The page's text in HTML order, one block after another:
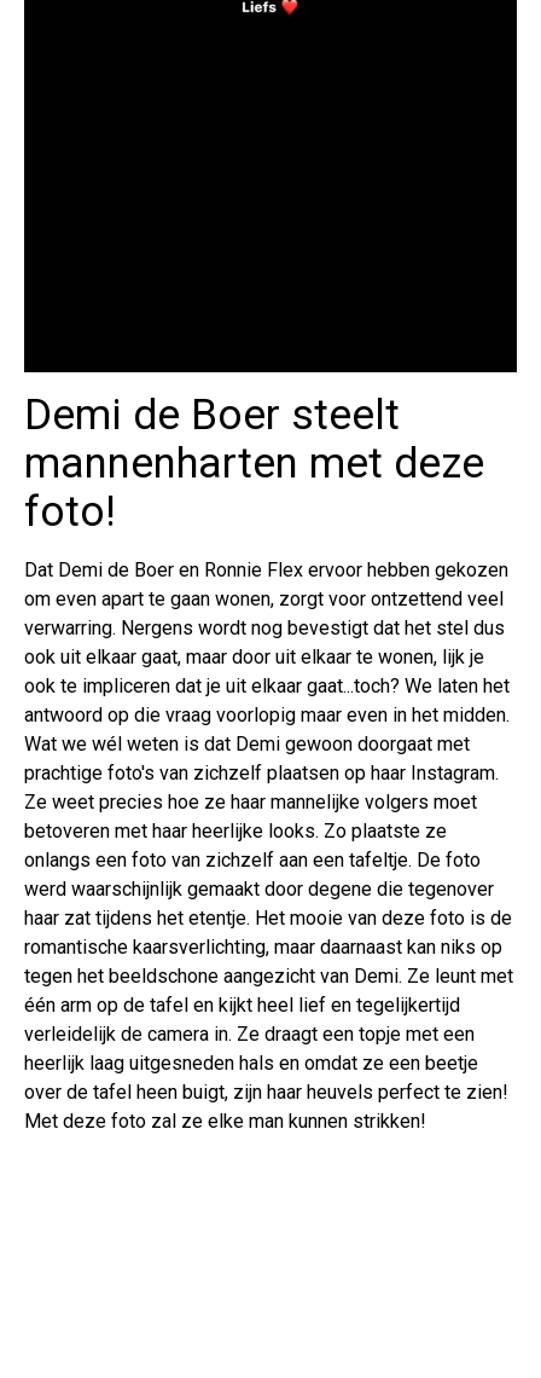
Demi de Boer steelt
mannenharten met deze
foto!
Dat Demi de Boer en Ronnie Flex ervoor hebben gekozen
om even apart te gaan wonen, zorgt voor ontzettend veel
verwarring. Nergens wordt nog bevestigt dat het stel dus
ook uit elkaar gaat, maar door uit elkaar te wonen, lijk je
ook te impliceren dat je uit elkaar gaat...toch? We laten het
antwoord op die vraag voorlopig maar even in het midden.
Wat we wél weten is dat Demi gewoon doorgaat met
prachtige foto's van zichzelf plaatsen op haar Instagram.
Ze weet precies hoe ze haar mannelijke volgers moet
betoveren met haar heerlijke looks. Zo plaatste ze
onlangs een foto van zichzelf aan een tafeltje. De foto
werd waarschijnlijk gemaakt door degene die tegenover
haar zat tijdens het etentje. Het mooie van deze foto is de
romantische kaarsverlichting, maar daarnaast kan niks op
tegen het beeldschone aangezicht van Demi. Ze leunt met
één arm op de tafel en kijkt heel lief en tegelijkertijd
verleidelijk de camera in. Ze draagt een topje met een
heerlijk laag uitgesneden hals en omdat ze een beetje
over de tafel heen buigt, zijn haar heuvels perfect te zien!
Met deze foto zal ze elke man kunnen strikken!